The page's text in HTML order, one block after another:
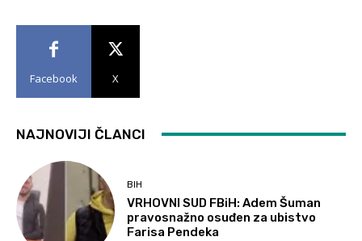
Facebook X
NAJNOVIJI ČLANCI
BIH
VRHOVNI SUD FBiH: Adem Šuman
pravosnažno osuđen za ubistvo
Farisa Pendeka